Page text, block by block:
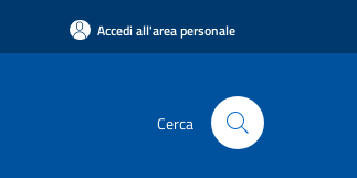
Accedi all'area personale
Cerca